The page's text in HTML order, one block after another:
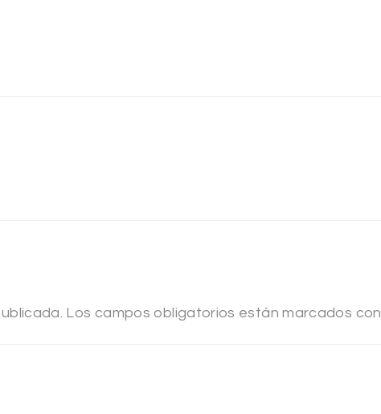
Los campos obligatorios están marcados con